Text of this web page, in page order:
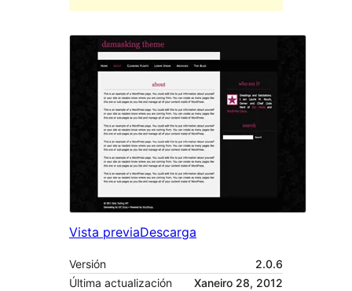
Vista previaDescarga
Versión
2.0.6
Última actualización
Xaneiro 28, 2012